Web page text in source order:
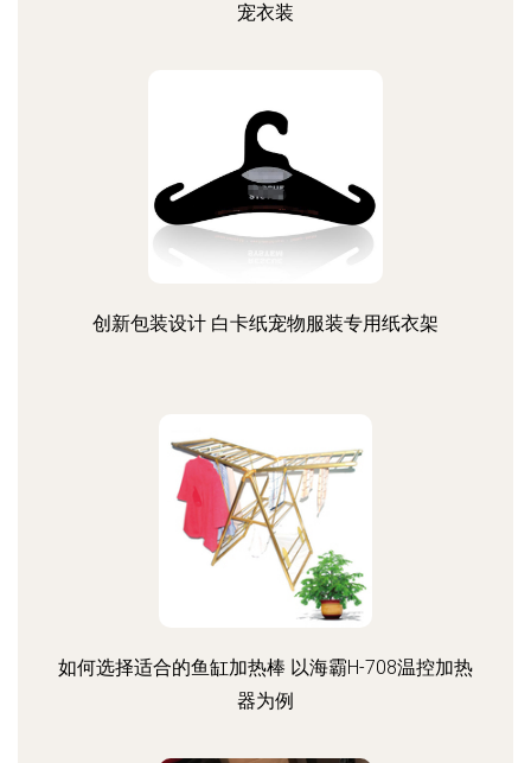
宠衣装
创新包装设计 白卡纸宠物服装专用纸衣架
如何选择适合的鱼缸加热棒 以海霸H-708温控加热
器为例